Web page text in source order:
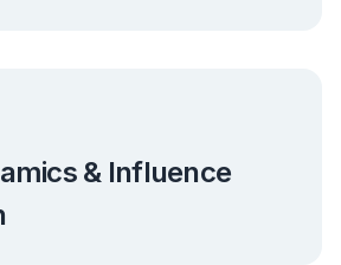
& Influence